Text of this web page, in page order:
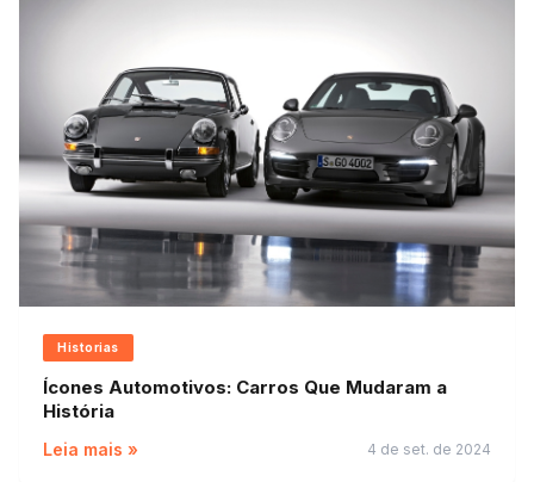
Historias
Ícones Automotivos: Carros Que Mudaram a
História
Leia mais » 4 de set. de 2024